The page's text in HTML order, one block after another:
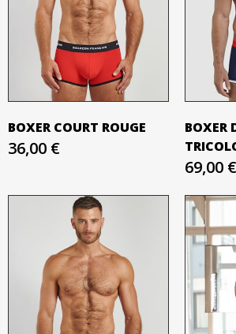
BOXER COURT ROUGE
36,00 €
BOXER
69,00 €